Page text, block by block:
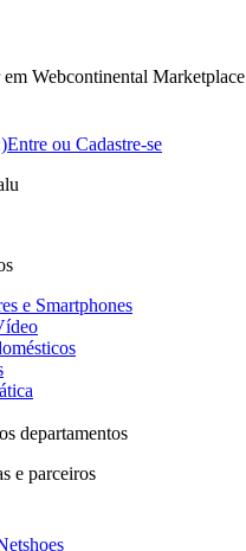
em Webcontinental Marketplace
Entre ou Cadastre-se
e Smartphones
departamentos
e parceiros